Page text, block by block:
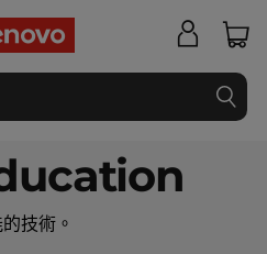
技術。